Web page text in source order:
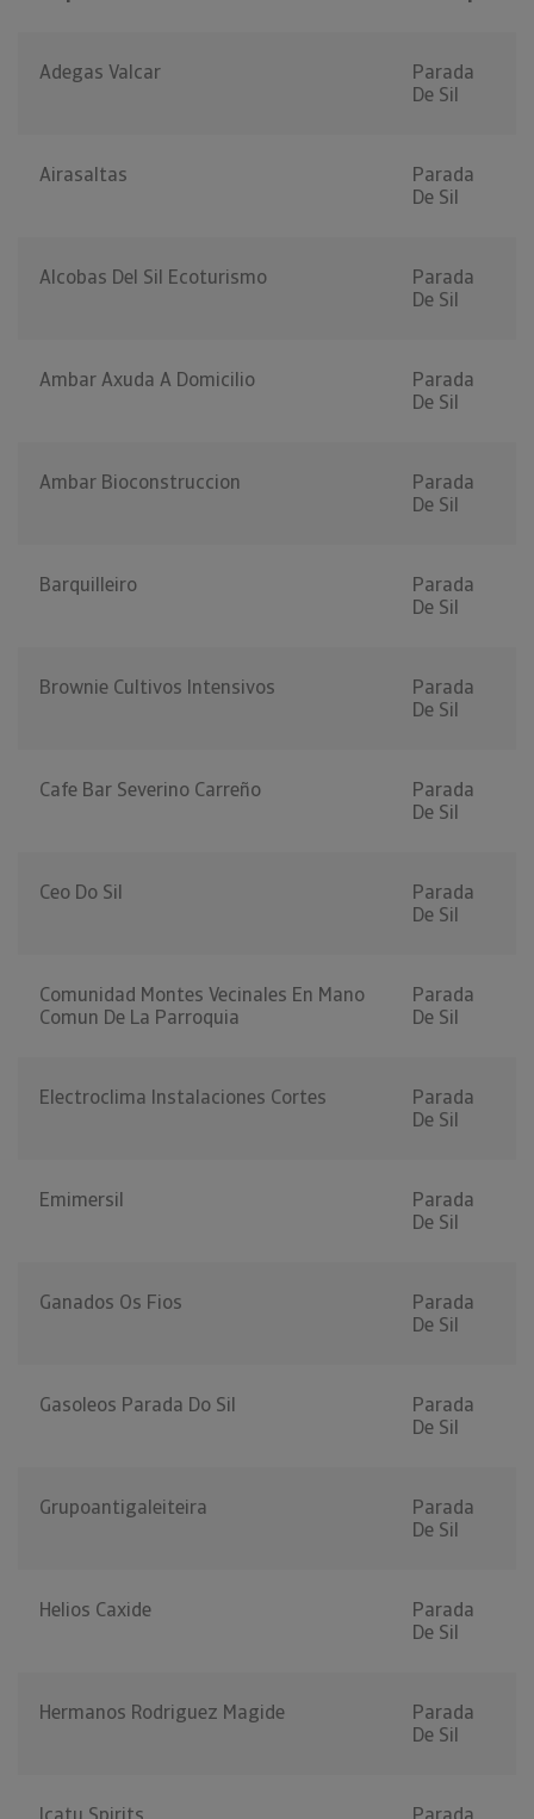
Adegas Valcar
Parada
De Sil
Airasaltas
Parada
De Sil
Alcobas Del Sil Ecoturismo
Parada
De Sil
Ambar Axuda A Domicilio
Parada
De Sil
Ambar Bioconstruccion
Parada
De Sil
Barquilleiro
Parada
De Sil
Brownie Cultivos Intensivos
Parada
De Sil
Cafe Bar Severino Carreño
Parada
De Sil
Ceo Do Sil
Parada
De Sil
Comunidad Montes Vecinales En Mano
Comun De La Parroquia
Parada
De Sil
Electroclima Instalaciones Cortes
Parada
De Sil
Emimersil
Parada
De Sil
Ganados Os Fios
Parada
De Sil
Gasoleos Parada Do Sil
Parada
De Sil
Grupoantigaleiteira
Parada
De Sil
Helios Caxide
Parada
De Sil
Hermanos Rodriguez Magide
Parada
De Sil